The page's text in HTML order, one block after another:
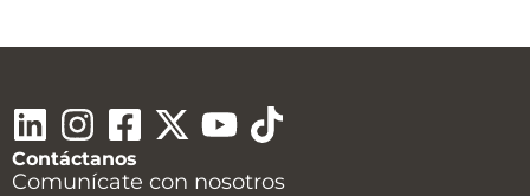
Contáctanos
Comunícate con nosotros